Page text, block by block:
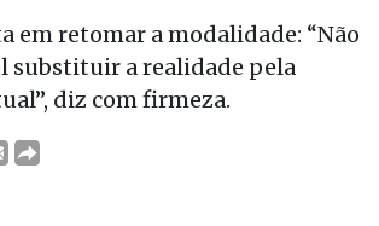
em retomar a modalidade: “Não
substituir a realidade pela
diz com firmeza.